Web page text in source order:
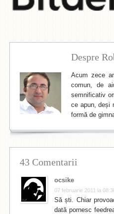
Despre
Acum zece
comun, de
semnificativ
ce apun, deși
formă de
43 Comentarii
ocsike
07 februarie 2011 la
Să ști. Chiar
dată pornesc